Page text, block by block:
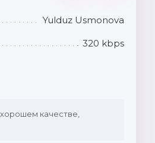
Yulduz Usmonova
320 kbps
качестве,